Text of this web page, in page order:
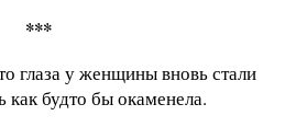
***
глаза у женщины вновь стали
как будто бы окаменела.